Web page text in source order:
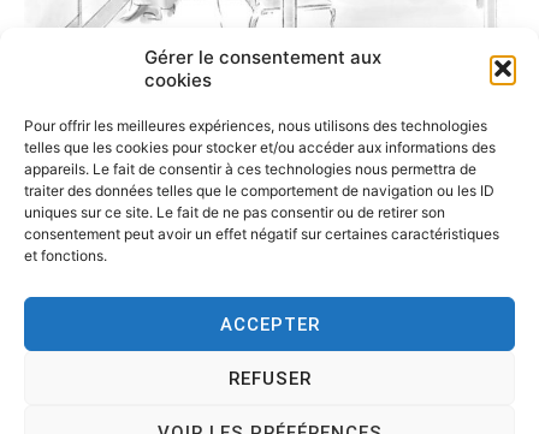
Gérer le consentement aux
cookies
Pour offrir les meilleures expériences, nous utilisons des technologies
telles que les cookies pour stocker et/ou accéder aux informations des
appareils. Le fait de consentir à ces technologies nous permettra de
traiter des données telles que le comportement de navigation ou les ID
uniques sur ce site. Le fait de ne pas consentir ou de retirer son
consentement peut avoir un effet négatif sur certaines caractéristiques
et fonctions.
ACCEPTER
REFUSER
direct, dessin humoristique, cartoonist.. All rights reserved.